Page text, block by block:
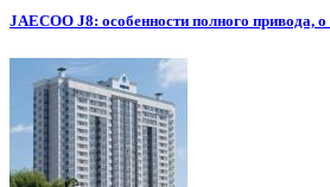
JAECOO J8: особенности полного привода,